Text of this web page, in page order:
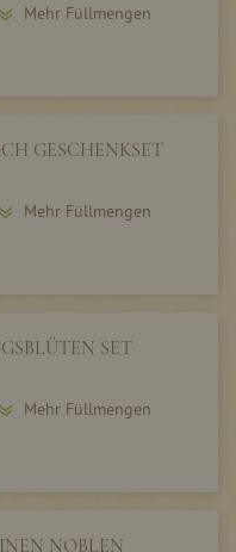
Mehr Füllmengen
GESCHENKSET
Mehr Füllmengen
SET
Mehr Füllmengen
NOBLEN